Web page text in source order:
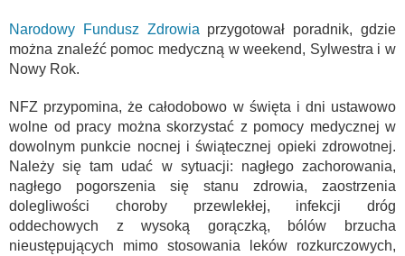
Narodowy Fundusz Zdrowia przygotował poradnik, gdzie
można znaleźć pomoc medyczną w weekend, Sylwestra i w
Nowy Rok.
NFZ przypomina, że całodobowo w święta i dni ustawowo
wolne od pracy można skorzystać z pomocy medycznej w
dowolnym punkcie nocnej i świątecznej opieki zdrowotnej.
Należy się tam udać w sytuacji: nagłego zachorowania,
nagłego pogorszenia się stanu zdrowia, zaostrzenia
dolegliwości choroby przewlekłej, infekcji dróg
oddechowych z wysoką gorączką, bólów brzucha
nieustępujących mimo stosowania leków rozkurczowych,